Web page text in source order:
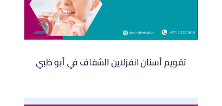
تقويم أسنان انفزلاين الشفاف في أبو ظبي